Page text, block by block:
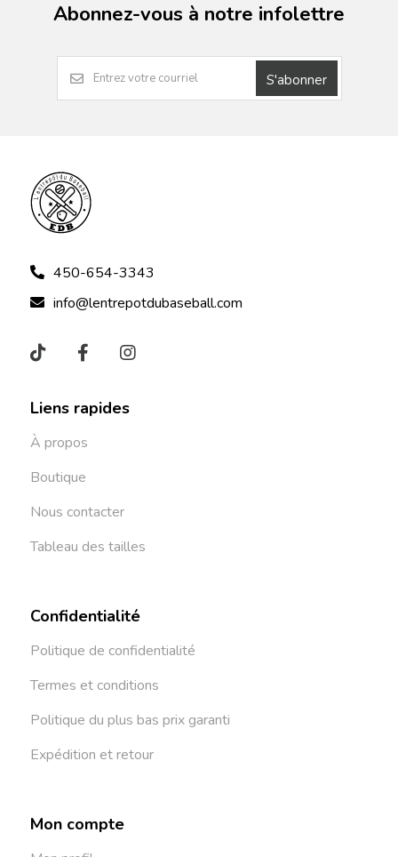
Abonnez-vous à notre infolettre
S'abonner
450-654-3343
info@lentrepotdubaseball.com
Liens rapides
À propos
Boutique
Nous contacter
Tableau des tailles
Confidentialité
Politique de confidentialité
Termes et conditions
Politique du plus bas prix garanti
Expédition et retour
Mon compte